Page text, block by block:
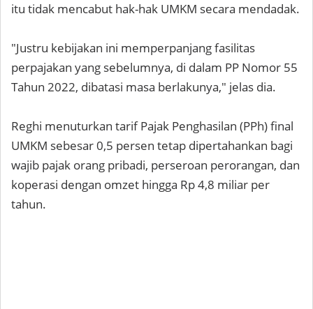
itu tidak mencabut hak-hak UMKM secara mendadak.
"Justru kebijakan ini memperpanjang fasilitas
perpajakan yang sebelumnya, di dalam PP Nomor 55
Tahun 2022, dibatasi masa berlakunya," jelas dia.
Reghi menuturkan tarif Pajak Penghasilan (PPh) final
UMKM sebesar 0,5 persen tetap dipertahankan bagi
wajib pajak orang pribadi, perseroan perorangan, dan
koperasi dengan omzet hingga Rp 4,8 miliar per
tahun.